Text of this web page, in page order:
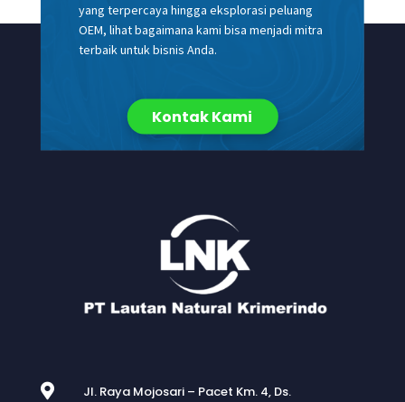
yang terpercaya hingga eksplorasi peluang
OEM, lihat bagaimana kami bisa menjadi mitra
terbaik untuk bisnis Anda.
Kontak Kami

Jl. Raya Mojosari – Pacet Km. 4, Ds.